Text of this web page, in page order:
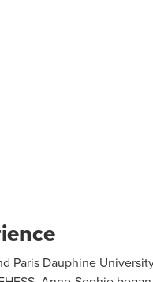
Paris Dauphine